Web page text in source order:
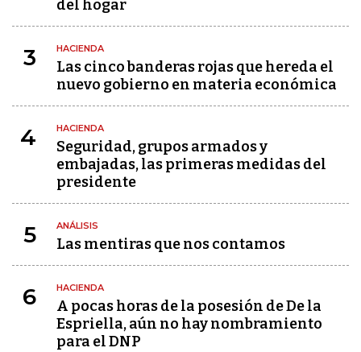
del hogar
3 HACIENDA
Las cinco banderas rojas que hereda el
nuevo gobierno en materia económica
4 HACIENDA
Seguridad, grupos armados y
embajadas, las primeras medidas del
presidente
5 ANÁLISIS
Las mentiras que nos contamos
6 HACIENDA
A pocas horas de la posesión de De la
Espriella, aún no hay nombramiento
para el DNP